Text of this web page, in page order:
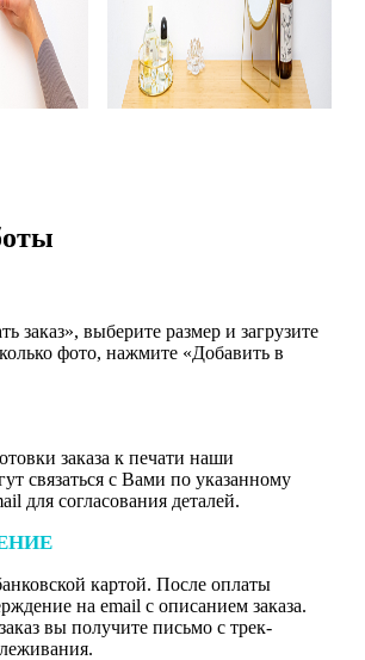
заказ», выберите размер и загрузите
фото, нажмите «Добавить в
заказа к печати наши
связаться с Вами по указанному
для согласования деталей.
картой. После оплаты
на email с описанием заказа.
вы получите письмо с трек-